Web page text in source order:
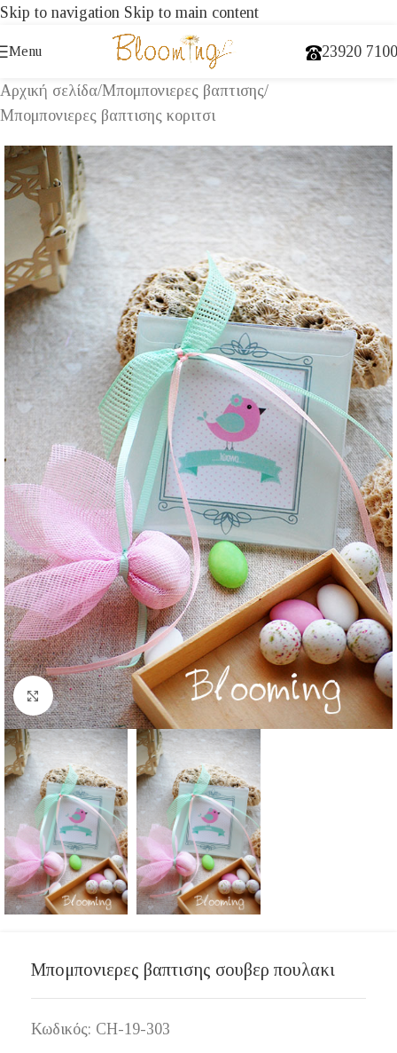
Skip to navigation Skip to main content
Menu 23920
Αρχική σελίδα/Μπομπονιερες βαπτισης/
Μπομπονιερες βαπτισης κοριτσι
Click to enlarge
Μπομπονιερες βαπτισης σουβερ πουλακι
Κωδικός: CH-19-303